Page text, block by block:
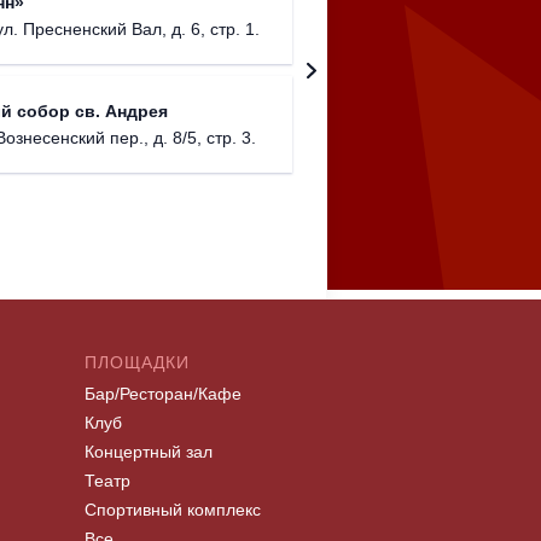
Пресненский Вал, д. 6, стр. 1.
собор св. Андрея
пер., д. 8/5, стр. 3.
ПЛОЩАДКИ
Бар/Ресторан/Кафе
Клуб
Концертный зал
Театр
Спортивный комплекс